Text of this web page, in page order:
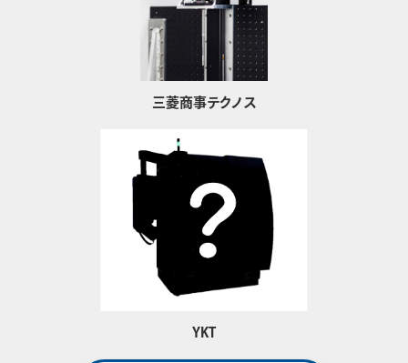
三菱商事テクノス
YKT